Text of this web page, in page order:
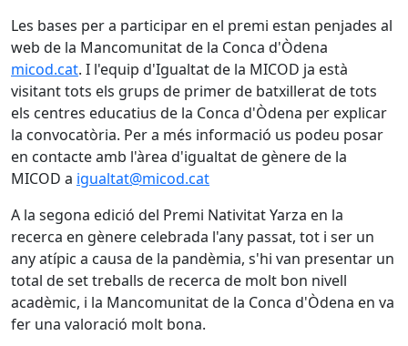
Les bases per a participar en el premi estan penjades al
web de la Mancomunitat de la Conca d'Òdena
micod.cat. I l'equip d'Igualtat de la MICOD ja està
visitant tots els grups de primer de batxillerat de tots
els centres educatius de la Conca d'Òdena per explicar
la convocatòria. Per a més informació us podeu posar
en contacte amb l'àrea d'igualtat de gènere de la
MICOD a igualtat@micod.cat
A la segona edició del Premi Nativitat Yarza en la
recerca en gènere celebrada l'any passat, tot i ser un
any atípic a causa de la pandèmia, s'hi van presentar un
total de set treballs de recerca de molt bon nivell
acadèmic, i la Mancomunitat de la Conca d'Òdena en va
fer una valoració molt bona.